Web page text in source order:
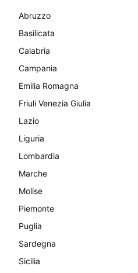
Abruzzo
Basilicata
Calabria
Campania
Emilia Romagna
Friuli Venezia Giulia
Lazio
Liguria
Lombardia
Marche
Molise
Piemonte
Puglia
Sardegna
Sicilia